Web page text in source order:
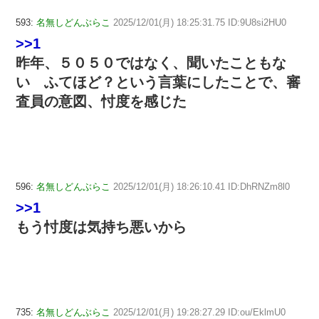
593: 名無しどんぶらこ 2025/12/01(月) 18:25:31.75 ID:9U8si2HU0
>>1
昨年、５０５０ではなく、聞いたこともな
い ふてほど？という言葉にしたことで、審
査員の意図、忖度を感じた
596: 名無しどんぶらこ 2025/12/01(月) 18:26:10.41 ID:DhRNZm8l0
>>1
もう忖度は気持ち悪いから
735: 名無しどんぶらこ 2025/12/01(月) 19:28:27.29 ID:ou/EklmU0